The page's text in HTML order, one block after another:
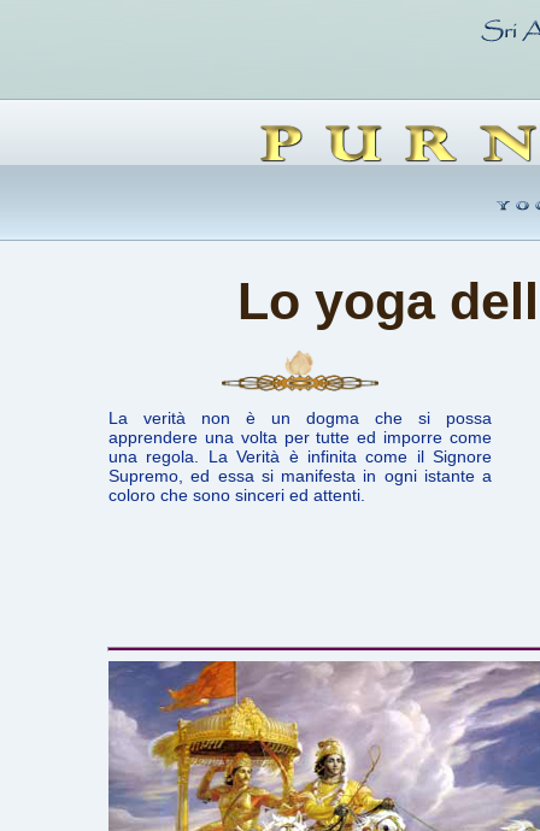
Lo yoga
La verità non è un dogma che si possa
apprendere una volta per tutte ed imporre come
una regola. La Verità è infinita come il Signore
Supremo, ed essa si manifesta in ogni istante a
coloro che sono sinceri ed attenti.